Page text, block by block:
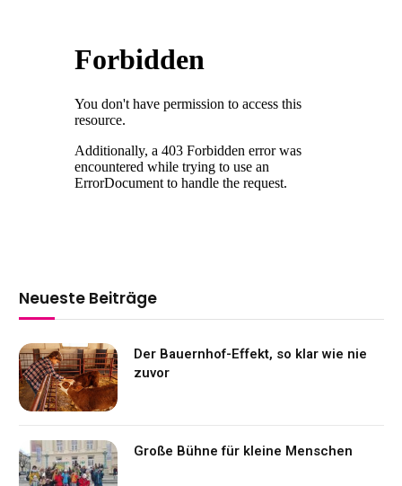
Neueste Beiträge
Der Bauernhof-Effekt, so klar wie nie
zuvor
Große Bühne für kleine Menschen